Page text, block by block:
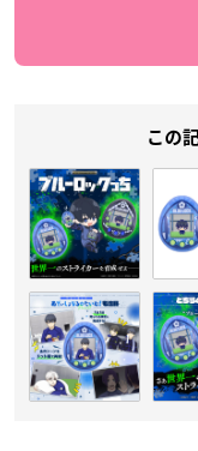
この